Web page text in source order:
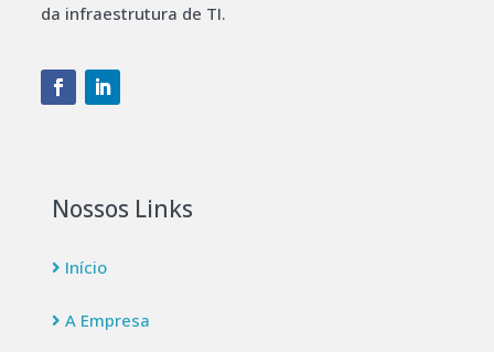
da infraestrutura de TI.
Nossos Links
Início
A Empresa